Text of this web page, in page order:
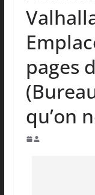
pages
qu’on